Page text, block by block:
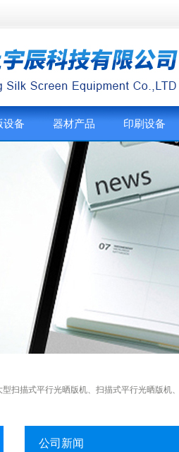
设备 器材产品 印刷设备
型扫描式平行光晒版机、 扫描式平行光晒版机、
公司新闻